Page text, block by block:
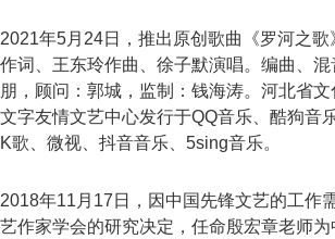
2021年5月24日，推出原创歌曲《罗河之
作词、王东玲作曲、徐子默演唱。编曲、
朋，顾问：郭城，监制：钱海涛。河北省文
文字友情文艺中心发行于QQ音乐、酷狗音
K歌、微视、抖音音乐、5sing音乐。
2018年11月17日，因中国先锋文艺的工作
艺作家学会的研究决定，任命殷宏章老师